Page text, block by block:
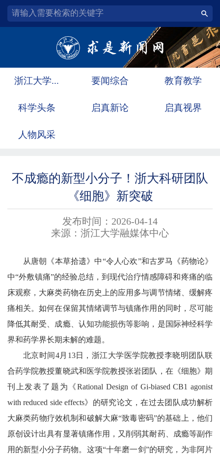
浙江大学... 要闻综合 教育教学
科学头条 启真新论 启真视界
人物风采
不成瘾的新型小分子！浙大科研团队
《细胞》新突破
发布时间：2026-04-14
来源：浙江大学融媒体中心
从唐朝《本草拾遗》中“令人心欢”和古罗马《药物论》
中“外敷镇痛”的经验总结，到现代治疗情感障碍和疼痛的临
床观察，大麻类药物在历史上的应用多与调节情绪、缓解疼
痛相关。如何在保留其情绪调节与镇痛作用的同时，尽可能
降低其耐受、成瘾、认知功能损伤等影响，是国际神经科学
界和药学界长期未解的难题。
北京时间4月13日，浙江大学医学院教授李晓明团队联
合药学院教授董晓武和医学院教授张岩团队，在《细胞》期
刊上发表了题为《Rational Design of Gi-biased CB1 agonist
with reduced side effects》的研究论文，在过去团队成功解析
大麻类药物疗效机制和破解大麻“致毒密码”的基础上，他们
原创设计出具有显著镇痛作用，又削弱其耐药、成瘾等副作
用的新型小分子药物。这项“十年磨一剑”的研究，为非阿片